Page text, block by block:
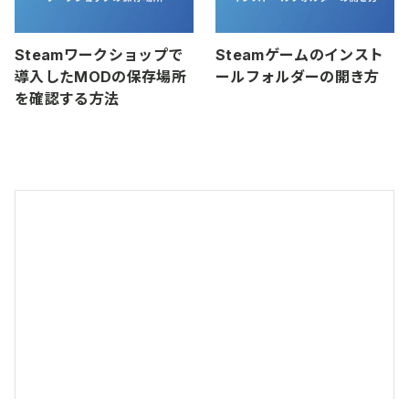
Steamワークショップで
導入したMODの保存場所
を確認する方法
Steamゲームのインスト
ールフォルダーの開き方